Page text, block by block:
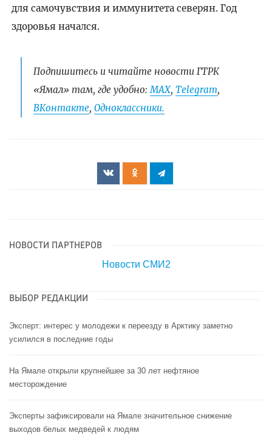
для самочувствия и иммунитета северян. Год
здоровья начался.
Подпишитесь и читайте новости ГТРК
«Ямал» там, где удобно:МАХ, Telegram,
ВКонтакте, Одноклассники.
НОВОСТИ ПАРТНЕРОВ
Новости СМИ2
ВЫБОР РЕДАКЦИИ
Эксперт: интерес у молодежи к переезду в Арктику заметно
усилился в последние годы
На Ямале открыли крупнейшее за 30 лет нефтяное
месторождение
Эксперты зафиксировали на Ямале значительное снижение
выходов белых медведей к людям